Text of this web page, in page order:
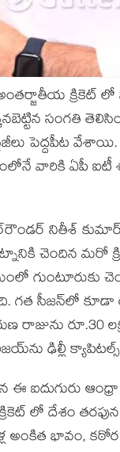
క్రికెట్ లో
సంగతి
పెద్దపీట
వారికి ఏపీ
నితీశ్ కుమార్
చెందిన మరో
గత సీజన్‌లో
రూ.30
ఢిల్లీ
ఐదుగురు
లో దేశం
అంకిత భావం, కఠోర